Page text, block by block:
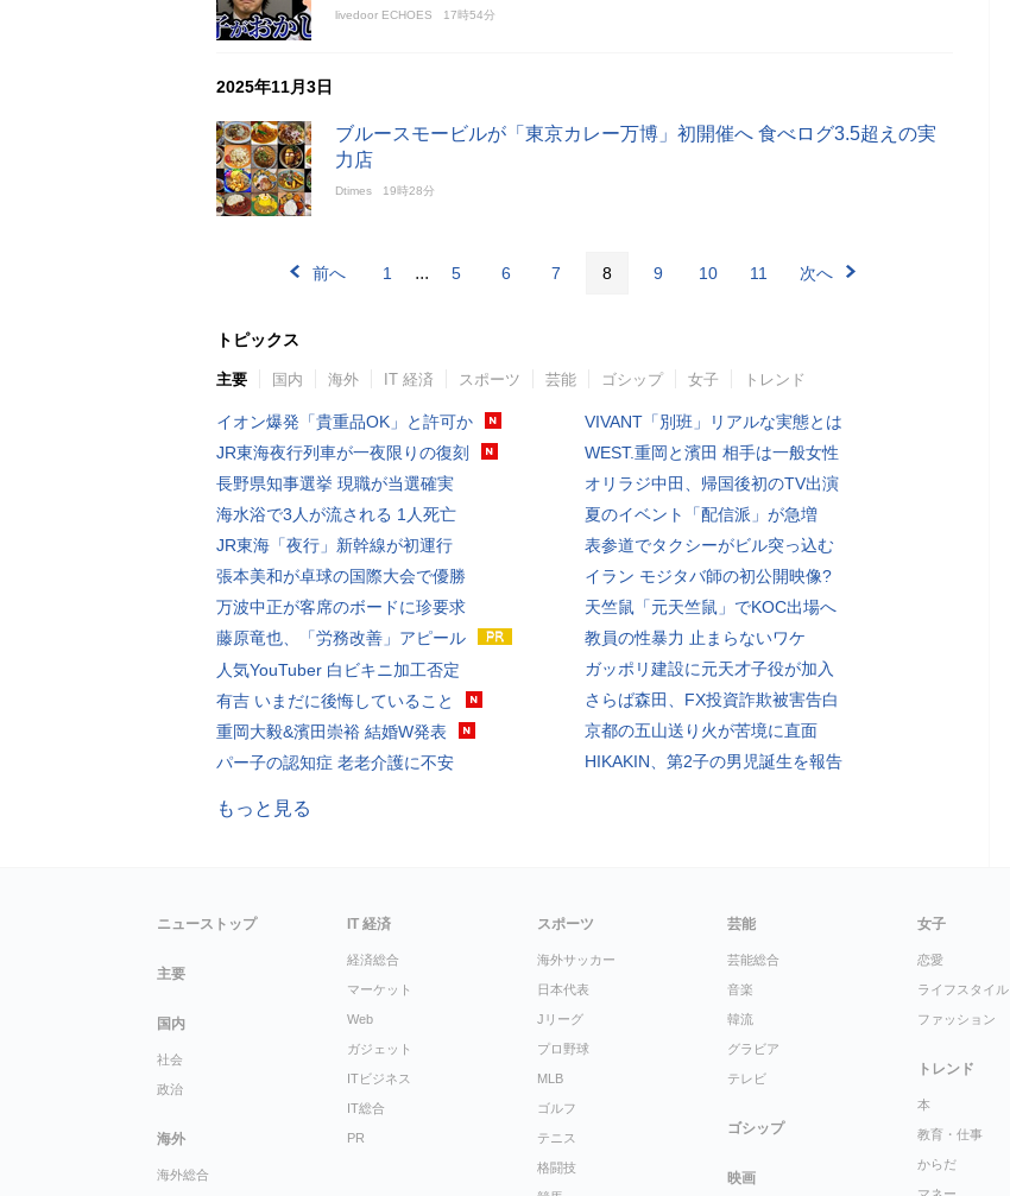
livedoor ECHOES 17時54分
2025年11月3日
ブルースモービルが「東京カレー万博」初開催へ 食べログ3.5超えの実
力店
Dtimes 19時28分
前へ 1 ... 5 6 7 8 9 10 11 次へ
トピックス
主要 国内 海外 IT 経済 スポーツ 芸能 ゴシップ 女子 トレンド
イオン爆発「貴重品OK」と許可か
JR東海夜行列車が一夜限りの復刻
長野県知事選挙 現職が当選確実
海水浴で3人が流される 1人死亡
JR東海「夜行」新幹線が初運行
張本美和が卓球の国際大会で優勝
万波中正が客席のボードに珍要求
藤原竜也、「労務改善」アピール
人気YouTuber 白ビキニ加工否定
有吉 いまだに後悔していること
重岡大毅&濱田崇裕 結婚W発表
パー子の認知症 老老介護に不安
VIVANT「別班」リアルな実態とは
WEST.重岡と濱田 相手は一般女性
オリラジ中田、帰国後初のTV出演
夏のイベント「配信派」が急増
表参道でタクシーがビル突っ込む
イラン モジタバ師の初公開映像?
天竺鼠「元天竺鼠」でKOC出場へ
教員の性暴力 止まらないワケ
ガッポリ建設に元天才子役が加入
さらば森田、FX投資詐欺被害告白
京都の五山送り火が苦境に直面
HIKAKIN、第2子の男児誕生を報告
もっと見る
ニューストップ
主要
国内
社会
政治
海外
海外総合
IT 経済
経済総合
マーケット
Web
ガジェット
ITビジネス
IT総合
PR
スポーツ
海外サッカー
日本代表
Jリーグ
プロ野球
MLB
ゴルフ
テニス
格闘技
芸能
芸能総合
音楽
韓流
グラビア
テレビ
ゴシップ
映画
女子
恋愛
ライフスタイル
ファッション
トレンド
本
教育・仕事
からだ